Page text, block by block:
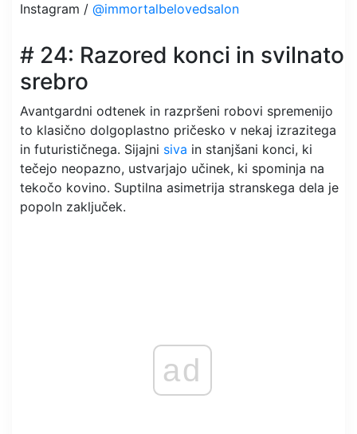
Instagram / @immortalbelovedsalon
# 24: Razored konci in svilnato
srebro
Avantgardni odtenek in razpršeni robovi spremenijo
to klasično dolgoplastno pričesko v nekaj izrazitega
in futurističnega. Sijajni siva in stanjšani konci, ki
tečejo neopazno, ustvarjajo učinek, ki spominja na
tekočo kovino. Suptilna asimetrija stranskega dela je
popoln zaključek.
ad